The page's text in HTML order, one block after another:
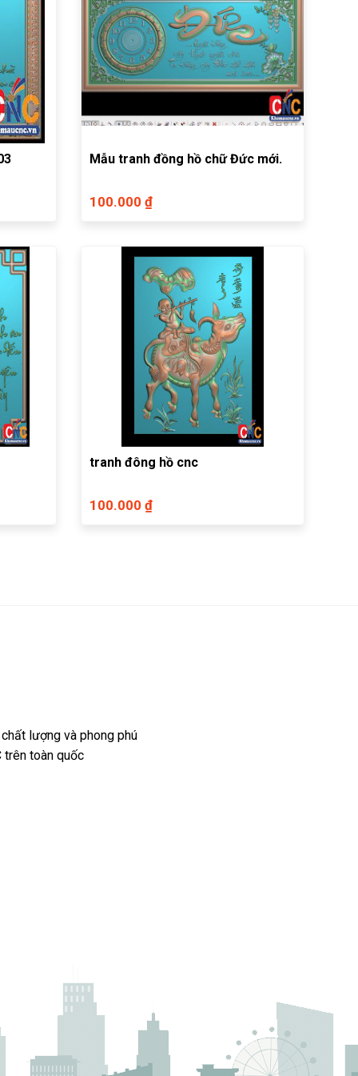
Mẫu tranh đồng hồ chữ Đức mới.
100.000 ₫
tranh đông hồ cnc
100.000 ₫
lượng và phong phú
trên toàn quốc